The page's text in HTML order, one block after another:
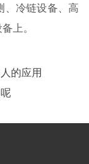
、冷链设备、高
上。
的应用